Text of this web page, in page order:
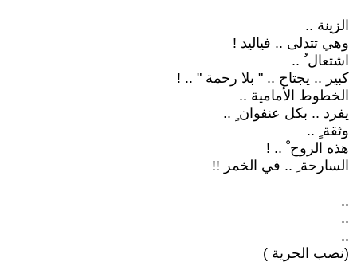
الزينة ..
وهي تتدلى .. فياليد !
اشتعال ٌ ..
كبير .. يجتاح .. " بلا رحمة " .. !
الخطوط الأمامية ..
يفرد .. بكل عنفوان ٍ ..
وثقة ٍ ..
هذه الروح ْ .. !
السارحة ِ .. في الخمر !!
..
..
..
(نصب الحرية )